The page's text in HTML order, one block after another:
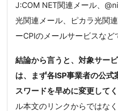
J:COM NET関連メール、
光関連メール、ピカラ光関
ーCPIのメールサービスなど
結論から言うと、対象サー
は、まず各ISP事業者の公
スワードを早めに変更してく
ル本文のリンクからではな